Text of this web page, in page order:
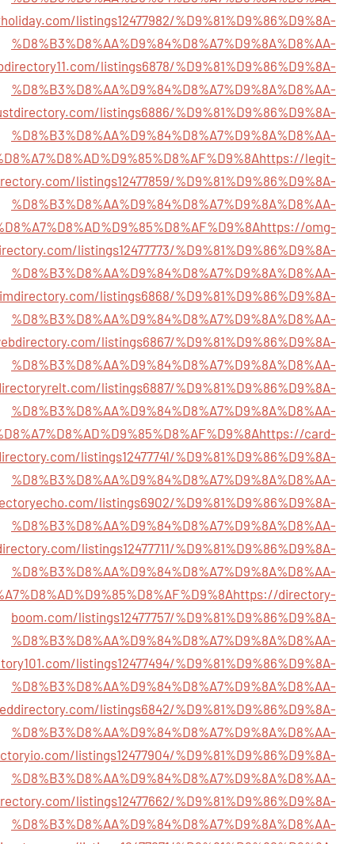
listings12477982/%D9%81%D9%86%D9%8A-
%D8%B3%D8%AA%D9%84%D8%A7%D9%8A%D8%AA-
listings6878/%D9%81%D9%86%D9%8A-
%D8%B3%D8%AA%D9%84%D8%A7%D9%8A%D8%AA-
listings6886/%D9%81%D9%86%D9%8A-
%D8%B3%D8%AA%D9%84%D8%A7%D9%8A%D8%AA-
https://legit-
listings12477859/%D9%81%D9%86%D9%8A-
%D8%B3%D8%AA%D9%84%D8%A7%D9%8A%D8%AA-
https://omg-
listings12477773/%D9%81%D9%86%D9%8A-
%D8%B3%D8%AA%D9%84%D8%A7%D9%8A%D8%AA-
listings6868/%D9%81%D9%86%D9%8A-
%D8%B3%D8%AA%D9%84%D8%A7%D9%8A%D8%AA-
listings6867/%D9%81%D9%86%D9%8A-
%D8%B3%D8%AA%D9%84%D8%A7%D9%8A%D8%AA-
listings6887/%D9%81%D9%86%D9%8A-
%D8%B3%D8%AA%D9%84%D8%A7%D9%8A%D8%AA-
https://card-
listings12477741/%D9%81%D9%86%D9%8A-
%D8%B3%D8%AA%D9%84%D8%A7%D9%8A%D8%AA-
listings6902/%D9%81%D9%86%D9%8A-
%D8%B3%D8%AA%D9%84%D8%A7%D9%8A%D8%AA-
listings12477711/%D9%81%D9%86%D9%8A-
%D8%B3%D8%AA%D9%84%D8%A7%D9%8A%D8%AA-
https://directory-
boom.com/listings12477757/%D9%81%D9%86%D9%8A-
%D8%B3%D8%AA%D9%84%D8%A7%D9%8A%D8%AA-
listings12477494/%D9%81%D9%86%D9%8A-
%D8%B3%D8%AA%D9%84%D8%A7%D9%8A%D8%AA-
listings6842/%D9%81%D9%86%D9%8A-
%D8%B3%D8%AA%D9%84%D8%A7%D9%8A%D8%AA-
listings12477904/%D9%81%D9%86%D9%8A-
%D8%B3%D8%AA%D9%84%D8%A7%D9%8A%D8%AA-
listings12477662/%D9%81%D9%86%D9%8A-
%D8%B3%D8%AA%D9%84%D8%A7%D9%8A%D8%AA-